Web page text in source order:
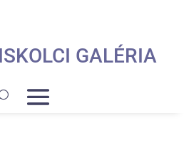
GALÉRIA